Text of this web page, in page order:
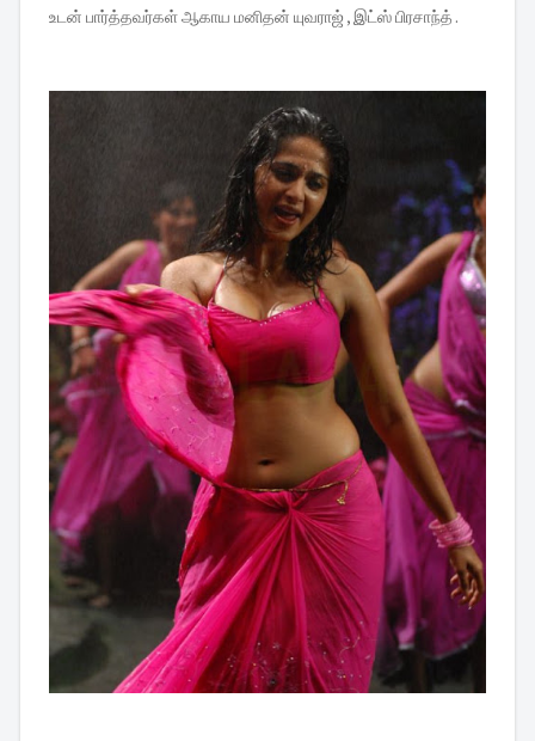
உடன் பார்த்தவர்கள் ஆகாய மனிதன் யுவராஜ் , இட்ஸ் பிரசாந்த் .